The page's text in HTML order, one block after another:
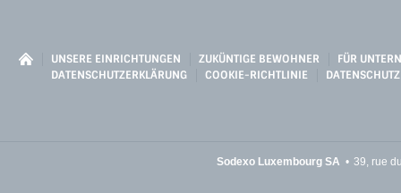
UNSERE EINRICHTUNGEN ZUKÜNTIGE BEWOHNER
FÜR
DATENSCHUTZERKLÄRUNG
COOKIE-RICHTLINIE
Sodexo Luxembourg SA 39, rue